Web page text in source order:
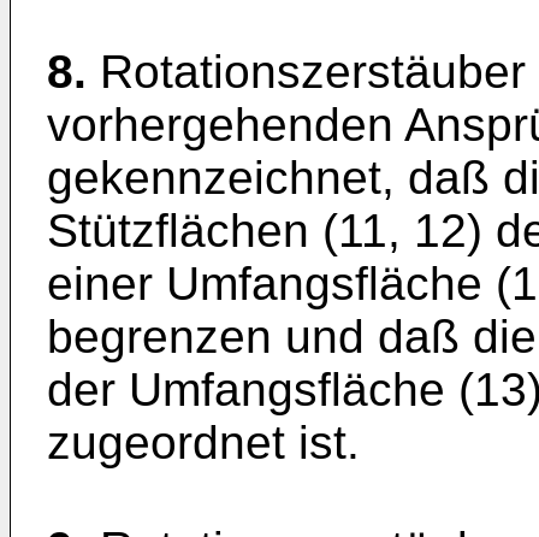
8.
vorhergehenden
gekennzeichnet, daß
Stützflächen (11, 12)
einer Umfangsfläche
begrenzen und daß
der Umfangsfläche
zugeordnet ist.